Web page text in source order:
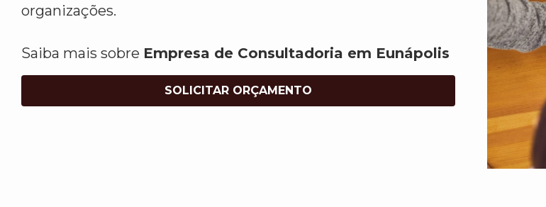
organizações.
Saiba mais sobre Empresa de Consultadoria em Eunápolis
SOLICITAR ORÇAMENTO